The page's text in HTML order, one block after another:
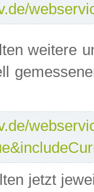
weitere
jetzt